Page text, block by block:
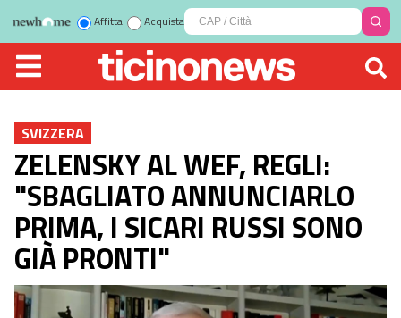
Affitta Acquista
SVIZZERA
ZELENSKY AL WEF, REGLI:
"SBAGLIATO ANNUNCIARLO
PRIMA, I SICARI RUSSI SONO
GIÀ PRONTI"